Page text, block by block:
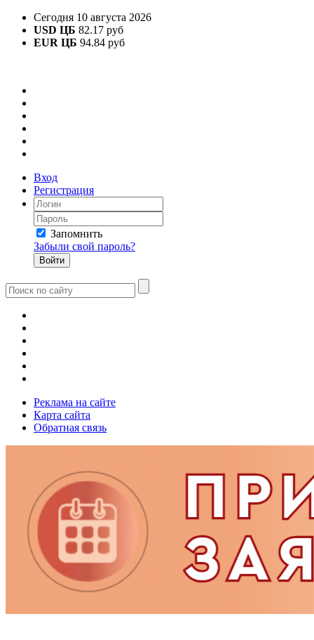
Сегодня 10 августа 2026
USD ЦБ 82.17 руб
EUR ЦБ 94.84 руб
Вход
Регистрация
Запомнить
Забыли свой пароль?
Реклама на сайте
Карта сайта
Обратная связь